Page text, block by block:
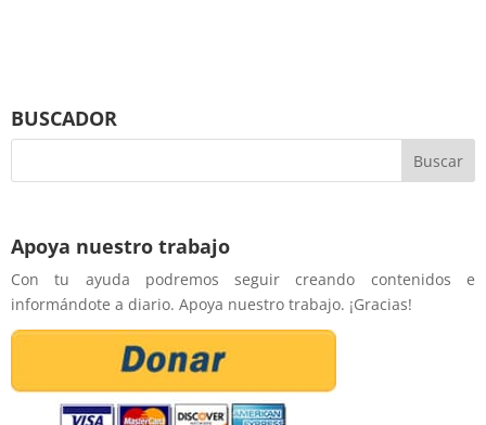
BUSCADOR
Apoya nuestro trabajo
Con tu ayuda podremos seguir creando contenidos e
informándote a diario. Apoya nuestro trabajo. ¡Gracias!